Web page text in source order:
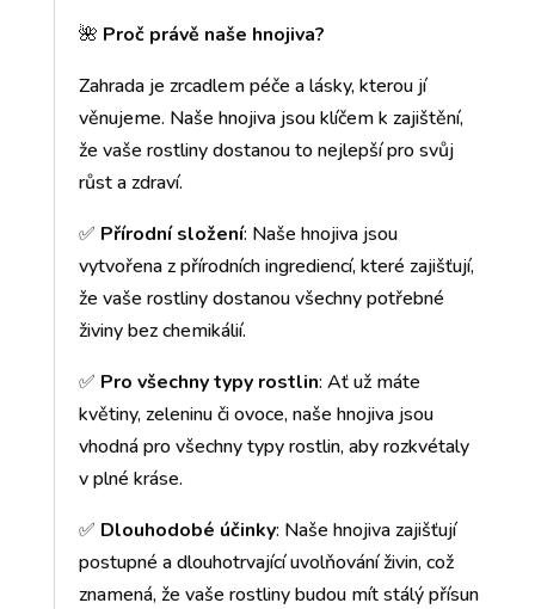
🌺 Proč právě naše hnojiva?
Zahrada je zrcadlem péče a lásky, kterou jí
věnujeme. Naše hnojiva jsou klíčem k zajištění,
že vaše rostliny dostanou to nejlepší pro svůj
růst a zdraví.
✅ Přírodní složení: Naše hnojiva jsou
vytvořena z přírodních ingrediencí, které zajišťují,
že vaše rostliny dostanou všechny potřebné
živiny bez chemikálií.
✅ Pro všechny typy rostlin: Ať už máte
květiny, zeleninu či ovoce, naše hnojiva jsou
vhodná pro všechny typy rostlin, aby rozkvétaly
v plné kráse.
✅ Dlouhodobé účinky: Naše hnojiva zajišťují
postupné a dlouhotrvající uvolňování živin, což
znamená, že vaše rostliny budou mít stálý přísun